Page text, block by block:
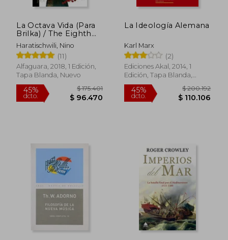
45% $ 68.321 45% $
La Octava Vida (Para
Brilka) / The Eighth
Life (for Brilka)
Haratischwili, Nino
(11)
Alfaguara, 2018, 1 Edición,
Tapa Blanda, Nuevo
La Ideología Alemana
Karl Marx
(2)
Ediciones Akal, 2014, 1
Edición, Tapa Blanda,
Nuevo